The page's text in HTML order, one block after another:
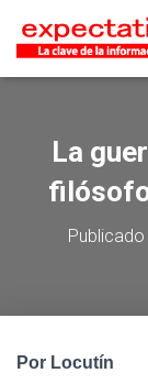
La
Por Locutín